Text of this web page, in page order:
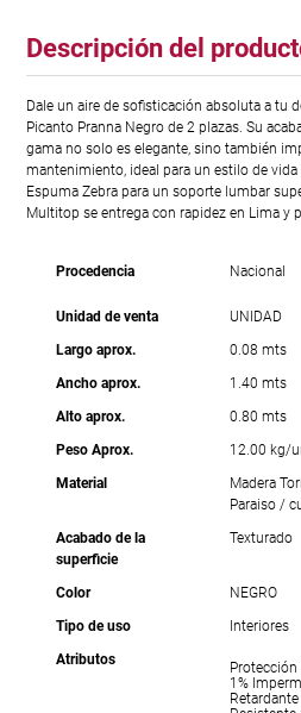
Descripción del
Dale un aire de sofisticación absoluta a tu
Picanto Pranna Negro de 2 plazas. Su
gama no solo es elegante, sino también
mantenimiento, ideal para un estilo de
Espuma Zebra para un soporte lumbar
Multitop se entrega con rapidez en Lima y
Procedencia Nacional
Unidad de venta
UNIDAD
Largo aprox.
0.08 mts
Ancho aprox.
1.40 mts
Alto aprox.
0.80 mts
Peso Aprox.
12.00 kg/
Material
Madera
Paraiso /
Acabado de la
superficie
Texturado
Color
NEGRO
Tipo de uso
Interiores
Atributos
Protección
1%